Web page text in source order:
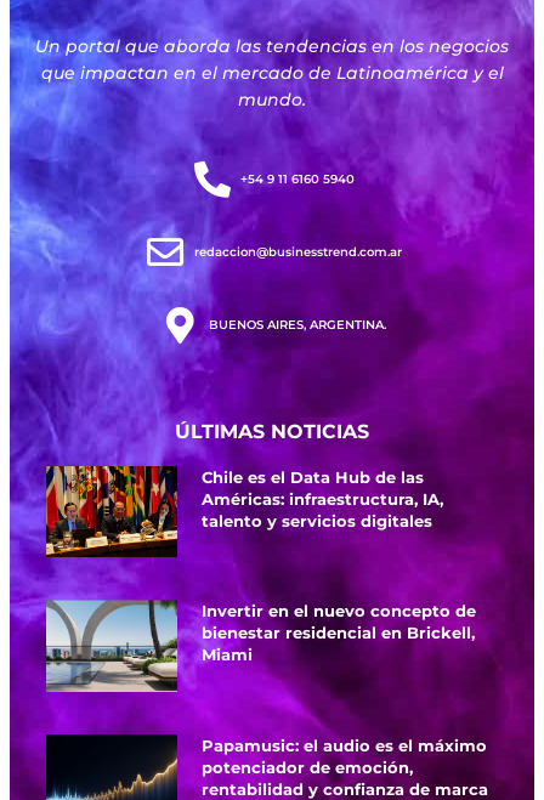
Un portal que aborda las tendencias en los negocios
que impactan en el mercado de Latinoamérica y el
mundo.
+54 9 11 6160 5940
redaccion@businesstrend.com.ar
BUENOS AIRES, ARGENTINA.
ÚLTIMAS NOTICIAS
Chile es el Data Hub de las
Américas: infraestructura, IA,
talento y servicios digitales
Invertir en el nuevo concepto de
bienestar residencial en Brickell,
Miami
Papamusic: el audio es el máximo
potenciador de emoción,
rentabilidad y confianza de marca